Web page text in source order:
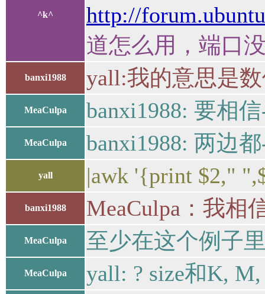
^k^
http://
道怎么用，端口
banxi1988 yall:我的意思是
MeaCulpa banxi1988: 要相
MeaCulpa banxi1988: 两边
yall |awk '{print $2,"
banxi1988 MeaCulpa：我相
MeaCulpa 至少在这个例子
MeaCulpa
yall: ? size和K,